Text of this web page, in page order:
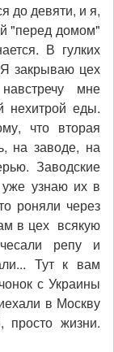
до девяти, и я,
"перед домом"
В гулких
закрываю цех
мне
нехитрой еды.
что вторая
на заводе, на
Заводские
узнаю их в
роняли через
в цех всякую
репу и
Тут к вам
с Украины
в Москву
просто жизни.